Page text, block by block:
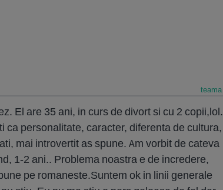
teama
El are 35 ani, in curs de divort si cu 2 copii,lol.
ca personalitate, caracter, diferenta de cultura,
mai introvertit as spune. Am vorbit de cateva
1-2 ani.. Problema noastra e de incredere,
pe romaneste.Suntem ok in linii generale